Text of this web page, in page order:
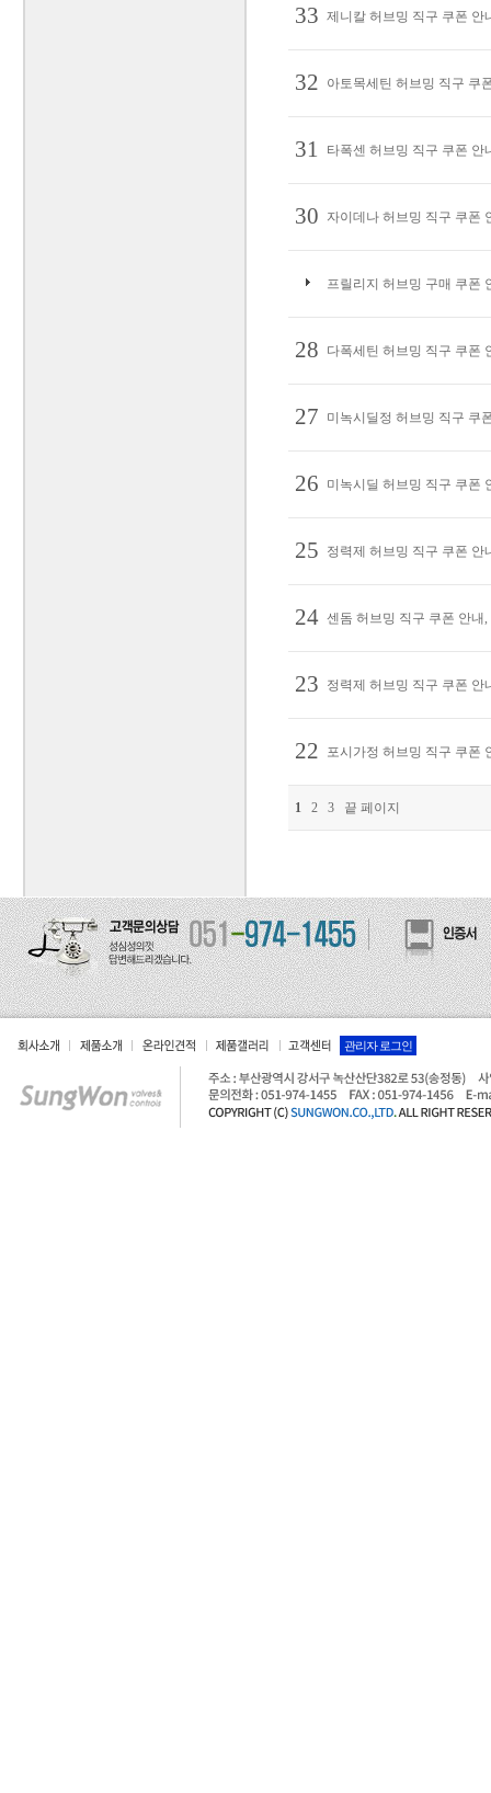
33 제니칼 허브밍 직구 쿠폰 안
32 아토목세틴 허브밍 직구 쿠
31 타폭센 허브밍 직구 쿠폰 안
30 자이데나 허브밍 직구 쿠폰
프릴리지 허브밍 구매 쿠폰
28 다폭세틴 허브밍 직구 쿠폰
27 미녹시딜정 허브밍 직구 쿠
26 미녹시딜 허브밍 직구 쿠폰
25 정력제 허브밍 직구 쿠폰 안
24 센돔 허브밍 직구 쿠폰 안내
23 정력제 허브밍 직구 쿠폰 안
22 포시가정 허브밍 직구 쿠폰
1 2 3 끝 페이지
관리자 로그인